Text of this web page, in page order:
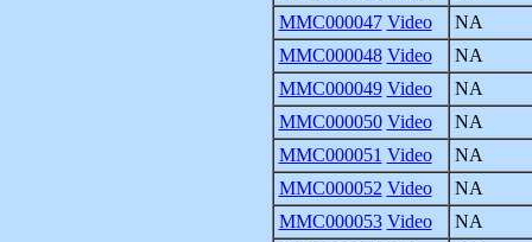
MMC000047 Video
NA
MMC000048 Video
NA
MMC000049 Video
NA
MMC000050 Video
NA
MMC000051 Video
NA
MMC000052 Video
NA
MMC000053 Video
NA